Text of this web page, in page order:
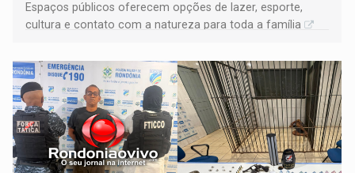
Espaços públicos oferecem opções de lazer, esporte,
cultura e contato com a natureza para toda a família